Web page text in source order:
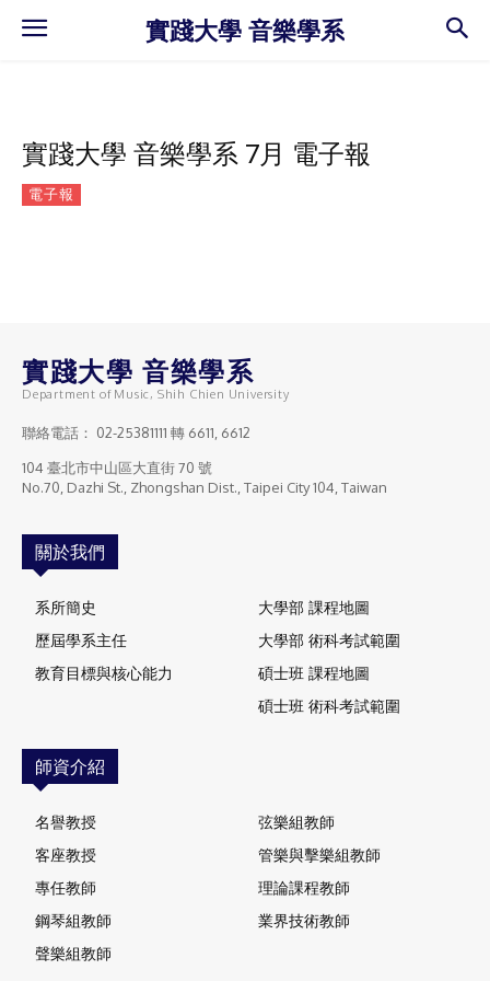
實踐大學 音樂學系
實踐大學 音樂學系 7月 電子報
電子報
實踐大學 音樂學系
Department of Music, Shih Chien University
聯絡電話： 02-25381111 轉 6611, 6612
104 臺北市中山區大直街 70 號
No.70, Dazhi St., Zhongshan Dist., Taipei City 104, Taiwan
關於我們
系所簡史
歷屆學系主任
教育目標與核心能力
大學部 課程地圖
大學部 術科考試範圍
碩士班 課程地圖
碩士班 術科考試範圍
師資介紹
名譽教授
客座教授
專任教師
鋼琴組教師
聲樂組教師
弦樂組教師
管樂與擊樂組教師
理論課程教師
業界技術教師